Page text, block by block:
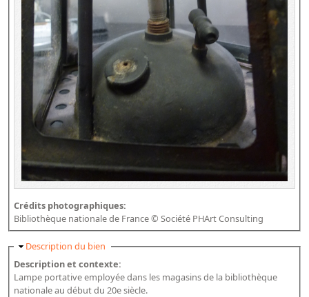
Crédits photographiques:
Bibliothèque nationale de France © Société PHArt Consulting
Masquer
Description du bien
Description et contexte:
Lampe portative employée dans les magasins de la bibliothèque
nationale au début du 20e siècle.